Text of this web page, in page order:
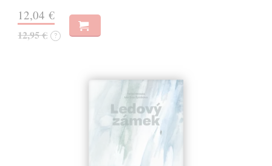
12,04 €
12,95 € ?